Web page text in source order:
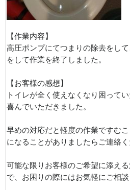
【作業内容】
高圧ポンプにてつまりの除去をし
をして作業を終了しました。
【お客様の感想】
トイレが全く使えなくなり困って
喜んでいただきました。
早めの対応だと軽度の作業ですむ
になることがありましたらご連絡く
可能な限りお客様のご希望に添え
で、お困りの際にはお気軽にご相談